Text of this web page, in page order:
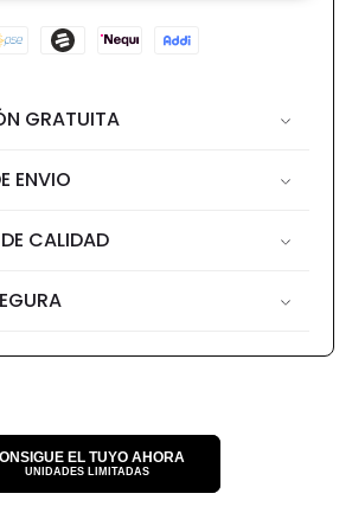
GRATUITA
ENVIO
CALIDAD
EL TUYO AHORA
UNIDADES LIMITADAS